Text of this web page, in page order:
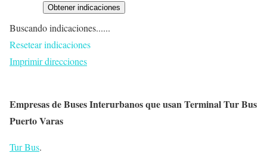
Buscando indicaciones......
Resetear indicaciones
Imprimir direcciones
Empresas de Buses Interurbanos que usan Terminal Tur Bus
Puerto Varas
Tur Bus.